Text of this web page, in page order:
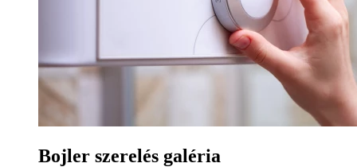
Bojler szerelés galéria